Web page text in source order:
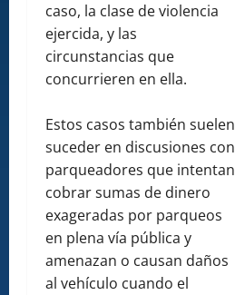
caso, la clase de violencia
ejercida, y las
circunstancias que
concurrieren en ella.
Estos casos también suelen
suceder en discusiones con
parqueadores que intentan
cobrar sumas de dinero
exageradas por parqueos
en plena vía pública y
amenazan o causan daños
al vehículo cuando el